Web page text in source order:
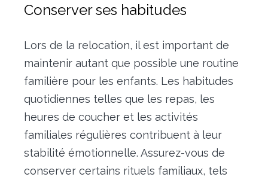
Conserver ses habitudes
Lors de la relocation, il est important de
maintenir autant que possible une routine
familière pour les enfants. Les habitudes
quotidiennes telles que les repas, les
heures de coucher et les activités
familiales régulières contribuent à leur
stabilité émotionnelle. Assurez-vous de
conserver certains rituels familiaux, tels